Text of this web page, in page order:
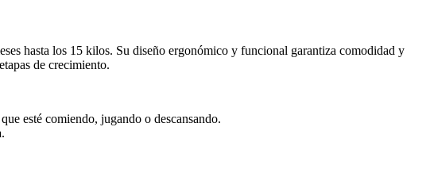
hasta los 15 kilos. Su diseño ergonómico y funcional garantiza comodidad y
de crecimiento.
esté comiendo, jugando o descansando.